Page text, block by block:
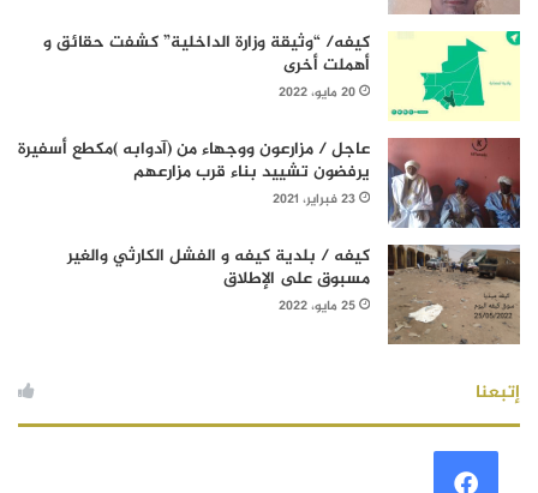
كيفه/ “وثيقة وزارة الداخلية” كشفت حقائق و
أهملت أخرى
20 مايو، 2022
عاجل / مزارعون ووجهاء من (آدوابه )مكطع أسفيرة
يرفضون تشييد بناء قرب مزارعهم
23 فبراير، 2021
كيفه / بلدية كيفه و الفشل الكارثي والغير
مسبوق على الإطلاق
25 مايو، 2022
إتبعنا